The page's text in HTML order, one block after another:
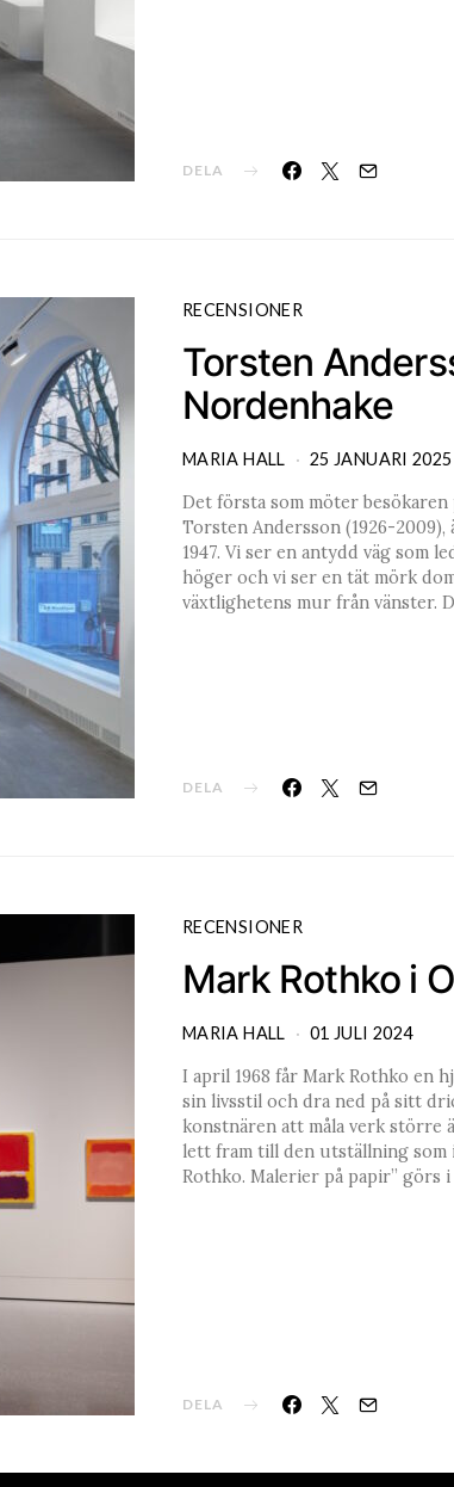
DELA
RECENSIONER
Torsten
Nordenhake
MARIA HALL 25 JANUARI 2025
Det första som möter
Torsten Andersson (1926-
1947. Vi ser en antydd väg som
höger och vi ser en tät mörk
växtlighetens mur från vänster.
DELA
RECENSIONER
Mark Rothko i
MARIA HALL 01 JULI 2024
I april 1968 får Mark Rothko en
sin livsstil och dra ned på sitt
konstnären att måla verk större
lett fram till den utställning som i
Rothko. Malerier på papir” görs
DELA